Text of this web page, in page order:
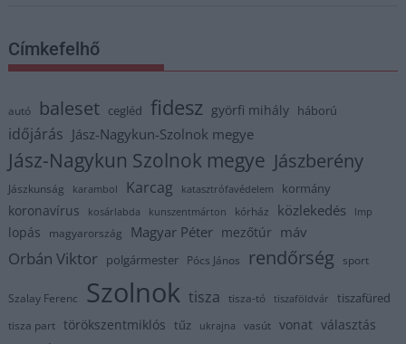
Címkefelhő
autó baleset cegléd fidesz györfi mihály háború
időjárás Jász-Nagykun-Szolnok megye
Jász-Nagykun Szolnok megye Jászberény
Jászkunság karambol Karcag katasztrófavédelem kormány
koronavírus kosárlabda kunszentmárton kórház közlekedés lmp
lopás magyarország Magyar Péter mezőtúr máv
Orbán Viktor polgármester Pócs János rendőrség sport
Szalay Ferenc Szolnok tisza tisza-tó tiszaföldvár tiszafüred
tisza part törökszentmiklós tűz ukrajna vasút vonat választás